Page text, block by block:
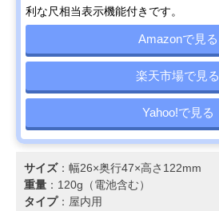
利な尺相当表示機能付きです。
Amazonで見る
楽天市場で見る
Yahoo!で見る
サイズ：幅26×奥行47×高さ122mm
重量 ：120g（電池含む）
タイプ：屋内用